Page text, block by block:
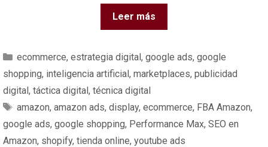
Leer más
ecommerce, estrategia digital, google ads, google
shopping, inteligencia artificial, marketplaces, publicidad
digital, táctica digital, técnica digital
amazon, amazon ads, display, ecommerce, FBA Amazon,
google ads, google shopping, Performance Max, SEO en
Amazon, shopify, tienda online, youtube ads